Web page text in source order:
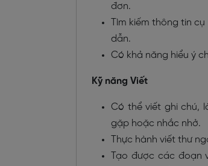
đơn.
Tìm kiếm thông tin
dẫn.
Có khả năng hiểu ý
Kỹ năng Viết
Có thể viết ghi chú,
gặp hoặc nhắc nhở.
Thực hành viết thư
Tạo được các đoạn